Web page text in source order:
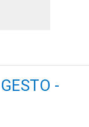
-